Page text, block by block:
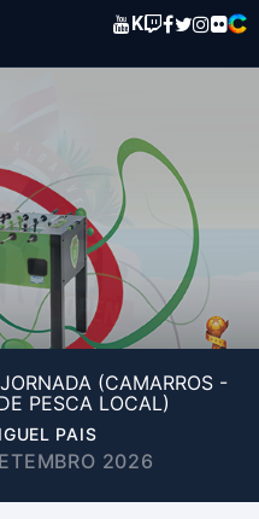
K
(CAMARROS -
PESCA LOCAL)
PAIS
2026